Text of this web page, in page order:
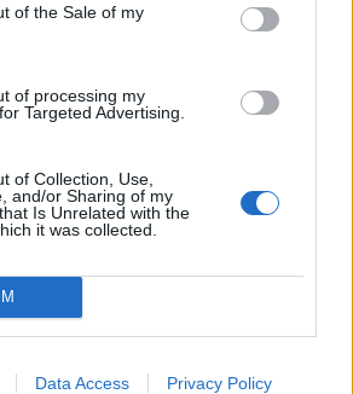
of the Sale of my
of processing my
Targeted Advertising.
of Collection, Use,
and/or Sharing of my
Is Unrelated with the
it was collected.
Data Access Privacy Policy